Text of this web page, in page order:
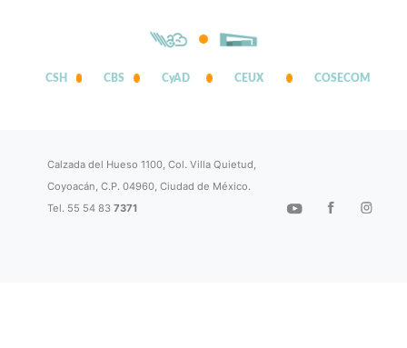
CSH CBS CyAD CEUX COSECOM
Calzada del Hueso 1100, Col. Villa Quietud,
Coyoacán, C.P. 04960, Ciudad de México.
Tel. 55 54 837371